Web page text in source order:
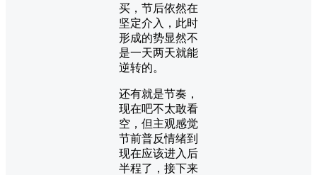
买，节后依然在
坚定介入，此时
形成的势显然不
是一天两天就能
逆转的。
还有就是节奏，
现在吧不太敢看
空，但主观感觉
节前普反情绪到
现在应该进入后
半程了，接下来